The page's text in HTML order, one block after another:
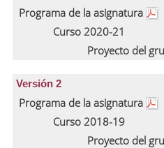
Programa de la asignatura
Curso 2020-21
Proyecto del
Versión 2
Programa de la asignatura
Curso 2018-19
Proyecto del